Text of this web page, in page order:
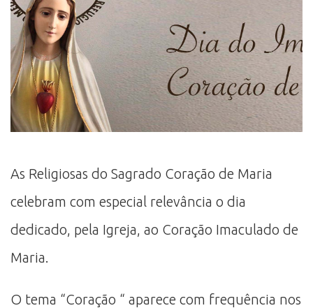
As Religiosas do Sagrado Coração de Maria
celebram com especial relevância o dia
dedicado, pela Igreja, ao Coração Imaculado de
Maria.
O tema “Coração “ aparece com frequência nos